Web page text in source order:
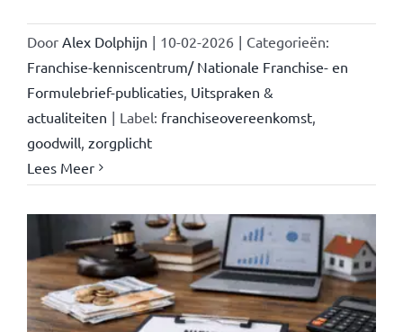
Door Alex Dolphijn | 10-02-2026 | Categorieën:
Franchise-kenniscentrum/ Nationale Franchise- en
Formulebrief-publicaties, Uitspraken &
actualiteiten | Label: franchiseovereenkomst,
goodwill zorgplicht
Lees Meer